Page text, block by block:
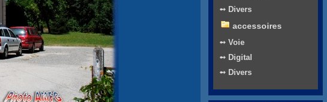
➻ Divers
accessoires
➻ Voie
➻ Digital
➻ Divers